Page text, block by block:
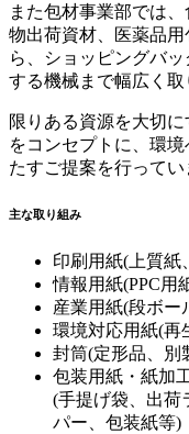
また包材事業部では
物出荷資材、医薬品
ら、ショッピングバ
する機械まで幅広く取
限りある資源を大切
をコンセプトに、環
たすご提案を行ってい
主な取り組み
印刷用紙(上質紙
情報用紙(PPC用
産業用紙(段ボー
環境対応用紙(再
封筒(定形品、別
包装用紙・紙加
(手提げ袋、出荷
パー、包装紙等)